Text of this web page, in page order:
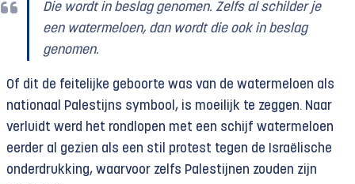
Die wordt in beslag genomen. Zelfs al schilder je
een watermeloen, dan wordt die ook in beslag
genomen.
Of dit de feitelijke geboorte was van de watermeloen als
nationaal Palestijns symbool, is moeilijk te zeggen. Naar
verluidt werd het rondlopen met een schijf watermeloen
eerder al gezien als een stil protest tegen de Israëlische
onderdrukking, waarvoor zelfs Palestijnen zouden zijn